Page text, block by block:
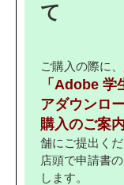
て
ご購入の際に
「Adobe
アダウンロ
購入のご案内
舗にご提出くだ
店頭で申請書
します。